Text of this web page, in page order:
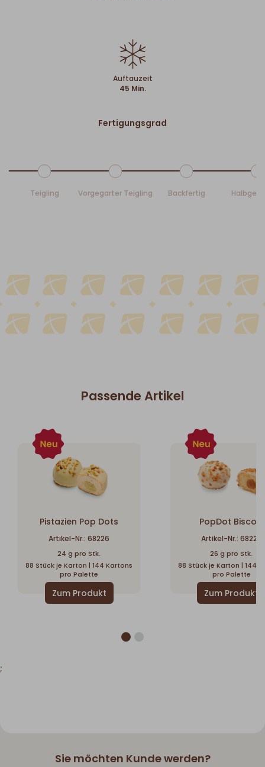
Auftauzeit
45 Min.
Fertigungsgrad
Teigling Vorgegarter Teigling Backfertig
Passende Artikel
Pistazien Pop Dots
Artikel-Nr.: 68226
24 g pro Stk.
88 Stück je Karton | 144 Kartons
pro Palette
PopDot Biscoff
Artikel-Nr.: 68223
26 g pro Stk.
88 Stück je Karton | 144
pro Palette
;
Sie möchten Kunde werden?